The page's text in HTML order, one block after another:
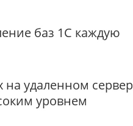
баз 1C каждую
удаленном
уровнем